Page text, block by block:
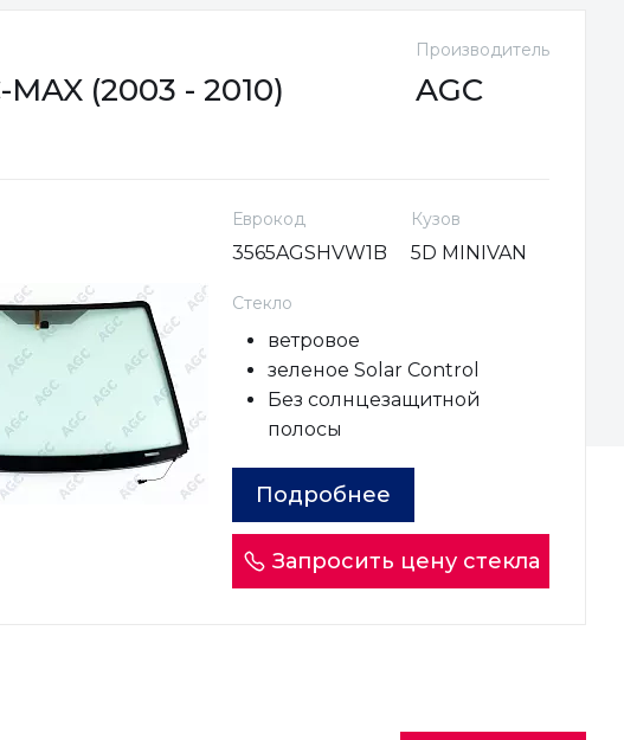
MAX (2003 - 2010)
Производитель
AGC
Еврокод
3565AGSHVW1B
Кузов
5D MINIVAN
Стекло
ветровое
зеленое Solar Control
Без солнцезащитной
полосы
Подробнее
Запросить цену стекла